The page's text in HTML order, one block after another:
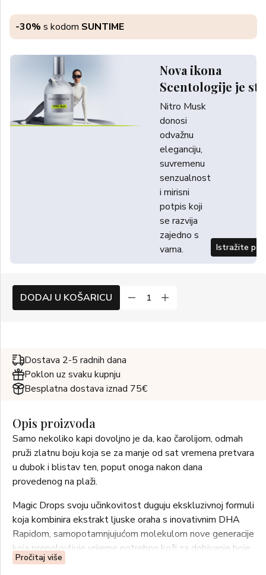
-30% s kodom SUNTIME
Nova ikona
Scentologije je
Nitro Musk
donosi
odvažnu
eleganciju,
suvremenu
senzualnost
i mirisni
potpis koji
se razvija
zajedno s
vama.
Istražite
DODAJ U KOŠARICU
Dostava 2-5 radnih dana
Poklon uz svaku kupnju
Besplatna dostava iznad 75€
Opis proizvoda
Samo nekoliko kapi dovoljno je da, kao čarolijom, odmah
pruži zlatnu boju koja se za manje od sat vremena pretvara
u dubok i blistav ten, poput onoga nakon dana
provedenog na plaži.
Magic Drops svoju učinkovitost duguju ekskluzivnoj formuli
koja kombinira ekstrakt ljuske oraha s inovativnim DHA
Rapidom, samopotamnjujućom molekulom nove generacije
koja prepolovljuje vrijeme potrebno koži za dobivanje boje
te osigurava brz, prirodan i ujednačen rezultat, bez rizika
Pročitaj više